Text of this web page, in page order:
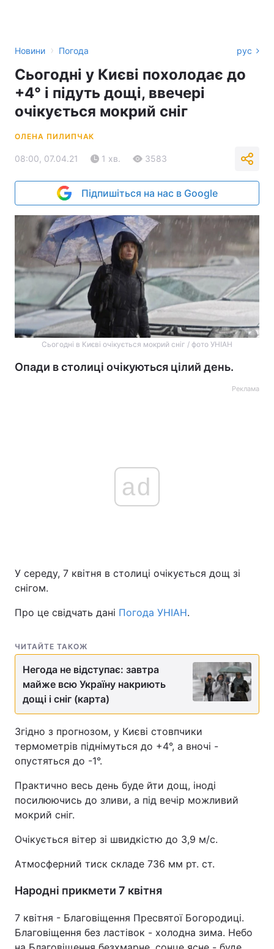
Новини › Погода рус
Сьогодні у Києві похолодає до
+4° і підуть дощі, ввечері
очікується мокрий сніг
ОЛЕНА ПИЛИПЧАК
08:00, 07.04.21 1 хв. 3583
Підпишіться на нас в Google
Сьогодні в Києві очікується мокрий сніг / фото УНІАН
Опади в столиці очікуються цілий день.
Реклама
ad
У середу, 7 квітня в столиці очікується дощ зі
снігом.
Про це свідчать дані Погода УНІАН.
ЧИТАЙТЕ ТАКОЖ
Негода не відступає: завтра
майже всю Україну накриють
дощі і сніг (карта)
Згідно з прогнозом, у Києві стовпчики
термометрів піднімуться до +4°, а вночі -
опустяться до -1°.
Практично весь день буде йти дощ, іноді
посилюючись до зливи, а під вечір можливий
мокрий сніг.
Очікується вітер зі швидкістю до 3,9 м/с.
Атмосферний тиск складе 736 мм рт. ст.
Народні прикмети 7 квітня
7 квітня - Благовіщення Пресвятої Богородиці.
Благовіщення без ластівок - холодна зима. Небо